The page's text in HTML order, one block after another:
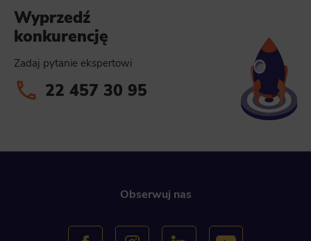
Wyprzedź
konkurencję
Zadaj pytanie ekspertowi
22 457 30 95
Obserwuj nas